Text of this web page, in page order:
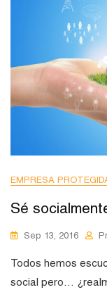
EMPRESA
Sé
Sep 13, 2016
Todos hemos
social pero…